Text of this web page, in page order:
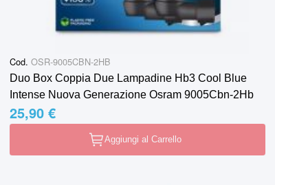
Cod. OSR-9005CBN-2HB
Duo Box Coppia Due Lampadine Hb3 Cool Blue
Intense Nuova Generazione Osram 9005Cbn-2Hb
25,90 €
Aggiungi al Carrello